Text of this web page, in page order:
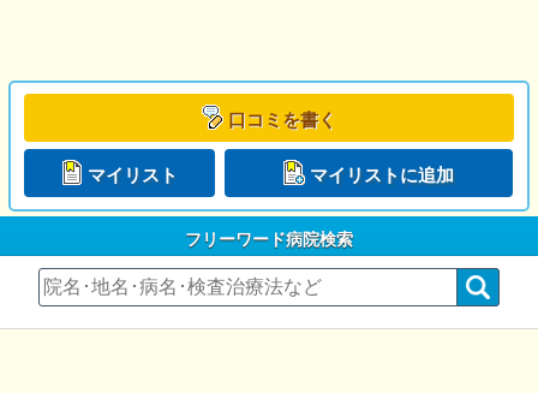
口コミを書く
マイリスト マイリストに追加
フリーワード病院検索